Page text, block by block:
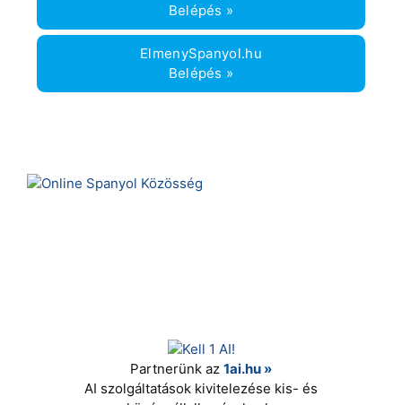
Belépés »
ElmenySpanyol.hu
Belépés »
Partnerünk az 1ai.hu »
AI szolgáltatások kivitelezése kis- és